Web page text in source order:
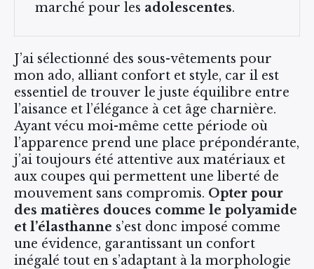
marché pour les adolescentes.
J’ai sélectionné des sous-vêtements pour
mon ado, alliant confort et style, car il est
essentiel de trouver le juste équilibre entre
l’aisance et l’élégance à cet âge charnière.
Ayant vécu moi-même cette période où
l’apparence prend une place prépondérante,
j’ai toujours été attentive aux matériaux et
aux coupes qui permettent une liberté de
mouvement sans compromis. Opter pour
des matières douces comme le polyamide
et l’élasthanne s’est donc imposé comme
une évidence, garantissant un confort
inégalé tout en s’adaptant à la morphologie